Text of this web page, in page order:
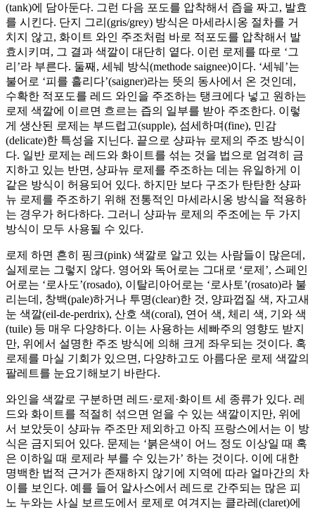
(tank)에 담아둔다. 그런 다음 포도를 압착해서 즙을 짜고, 발효
를 시킨다. 단지 그리(gris/grey) 방식은 마세라시옹 절차를 거
치지 않고, 화이트 와인 주조처럼 바로 적포도를 압착해서 발
효시키며, 그 결과 색깔이 대단히 옅다. 이런 로제를 따로 ‘그
리’라 부른다. 둘째, 세눼 방식(methode saignee)이다. ‘세눼’는
불어로 ‘피를 흘리다’(saigner)라는 뜻의 동사에서 온 것인데,
수확한 적포도를 레드 와인을 주조하는 탱크에다 넣고 원하는
로제 색깔에 이르면 흐르는 즙의 일부를 받아 주조한다. 이렇
게 생산된 로제는 부드럽고(supple), 섬세하며(fine), 민감
(delicate)한 특성을 지닌다. 끝으로 샹파뉴 로제의 주조 방식이
다. 일반 로제는 레드와 화이트를 섞는 것을 법으로 엄격히 금
지하고 있는 반면, 샹파뉴 로제를 주조하는 데는 유일하게 이
같은 방식이 허용되어 있다. 하지만 보다 구조가 탄탄한 샹파
뉴 로제를 주조하기 위해 전통적인 마세라시옹 방식을 적용하
는 경우가 허다하다. 그러니 샹파뉴 로제의 주조에는 두 가지
방식이 모두 사용될 수 있다.
로제 하면 흔히 핑크(pink) 색깔로 알고 있는 사람들이 많은데,
실제로는 그렇지 않다. 영어와 독어로는 그대로 ‘로제’, 스페인
어로는 ‘로사도’(rosado), 이탈리아어로는 ‘로사토’(rosato)라 불
리는데, 창백(pale)하거나 투명(clear)한 것, 양파껍질 색, 자고새
눈 색깔(eil-de-perdrix), 산호 색(coral), 연어 색, 체리 색, 기와 색
(tuile) 등 매우 다양하다. 이는 사용하는 세빠주의 영향도 받지
만, 위에서 설명한 주조 방식에 의해 크게 좌우되는 것이다. 혹
로제를 마실 기회가 있으면, 다양하고도 아름다운 로제 색깔의
팔레트를 눈요기해보기 바란다.
와인을 색깔로 구분하면 레드·로제·화이트 세 종류가 있다. 레
드와 화이트를 적절히 섞으면 얻을 수 있는 색깔이지만, 위에
서 보았듯이 샹파뉴 주조만 제외하고 아직 프랑스에서는 이 방
식은 금지되어 있다. 문제는 ‘붉은색이 어느 정도 이상일 때 혹
은 이하일 때 로제라 부를 수 있는가’ 하는 것이다. 이에 대한
명백한 법적 근거가 존재하지 않기에 지역에 따라 얼마간의 차
이를 보인다. 예를 들어 알사스에서 레드로 간주되는 많은 피
노 누와는 사실 보르도에서 로제로 여겨지는 클라레(claret)에